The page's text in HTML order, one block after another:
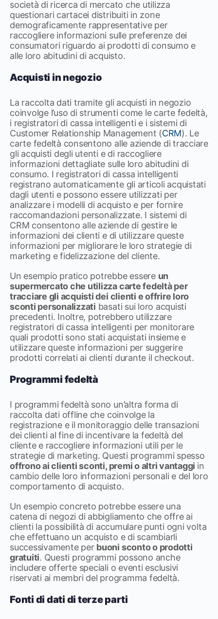
società di ricerca di mercato che utilizza
questionari cartacei distribuiti in zone
demograficamente rappresentative per
raccogliere informazioni sulle preferenze dei
consumatori riguardo ai prodotti di consumo e
alle loro abitudini di acquisto.
Acquisti in negozio
La raccolta dati tramite gli acquisti in negozio
coinvolge l’uso di strumenti come le carte fedeltà,
i registratori di cassa intelligenti e i sistemi di
Customer Relationship Management (CRM). Le
carte fedeltà consentono alle aziende di tracciare
gli acquisti degli utenti e di raccogliere
informazioni dettagliate sulle loro abitudini di
consumo. I registratori di cassa intelligenti
registrano automaticamente gli articoli acquistati
dagli utenti e possono essere utilizzati per
analizzare i modelli di acquisto e per fornire
raccomandazioni personalizzate. I sistemi di
CRM consentono alle aziende di gestire le
informazioni dei clienti e di utilizzare queste
informazioni per migliorare le loro strategie di
marketing e fidelizzazione del cliente.
Un esempio pratico potrebbe essere un
supermercato che utilizza carte fedeltà per
tracciare gli acquisti dei clienti e offrire loro
sconti personalizzati basati sui loro acquisti
precedenti. Inoltre, potrebbero utilizzare
registratori di cassa intelligenti per monitorare
quali prodotti sono stati acquistati insieme e
utilizzare queste informazioni per suggerire
prodotti correlati ai clienti durante il checkout.
Programmi fedeltà
I programmi fedeltà sono un’altra forma di
raccolta dati offline che coinvolge la
registrazione e il monitoraggio delle transazioni
dei clienti al fine di incentivare la fedeltà del
cliente e raccogliere informazioni utili per le
strategie di marketing. Questi programmi spesso
offrono ai clienti sconti, premi o altri vantaggi in
cambio delle loro informazioni personali e del loro
comportamento di acquisto.
Un esempio concreto potrebbe essere una
catena di negozi di abbigliamento che offre ai
clienti la possibilità di accumulare punti ogni volta
che effettuano un acquisto e di scambiarli
successivamente per buoni sconto o prodotti
gratuiti. Questi programmi possono anche
includere offerte speciali o eventi esclusivi
riservati ai membri del programma fedeltà.
Fonti di dati di terze parti